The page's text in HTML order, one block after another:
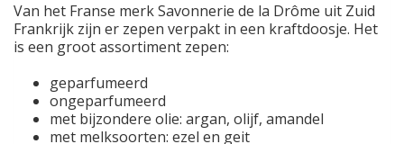
Van het Franse merk Savonnerie de la Drôme uit Zuid
Frankrijk zijn er zepen verpakt in een kraftdoosje. Het
is een groot assortiment zepen:
geparfumeerd
ongeparfumeerd
met bijzondere olie: argan, olijf, amandel
met melksoorten: ezel en geit